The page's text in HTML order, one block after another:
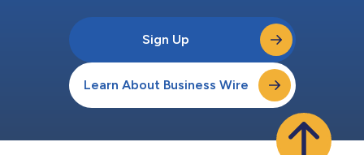
Sign Up
Learn About Business Wire